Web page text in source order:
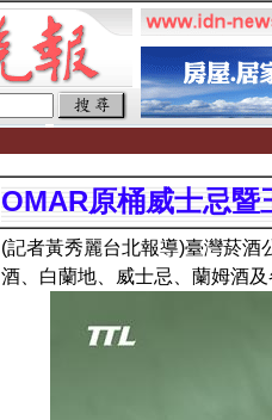
OMAR原桶威士忌
(記者黃秀麗台北報導)臺灣菸
酒、白蘭地、威士忌、蘭姆酒